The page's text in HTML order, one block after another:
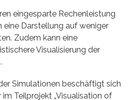
eingesparte Rechenleistung
Darstellung auf weniger
Zudem kann eine
Visualisierung der
Simulationen beschäftigt sich
Teilprojekt „Visualisation of